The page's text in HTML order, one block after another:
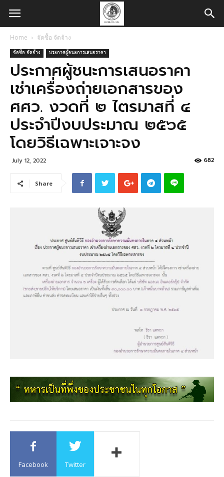
Home จัดซื้อ จัดจ้าง
จัดซื้อ จัดจ้าง ประกาศผู้ชนะการเสนอราคา
ประกาศผู้ชนะการเสนอราคา
เช่าเครื่องถ่ายเอกสารของ
ศศว. งวดที่ ๒ ไตรมาสที่ ๔
ประจำปีงบประมาณ ๒๕๖๕
โดยวิธีเฉพาะเจาะจง
July 12, 2022 682
Share
Facebook Twitter